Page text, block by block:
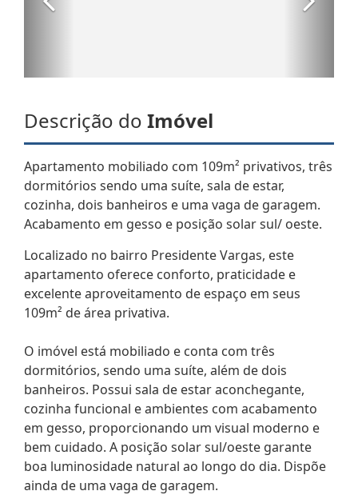
Descrição do Imóvel
Apartamento mobiliado com 109m² privativos, três
dormitórios sendo uma suíte, sala de estar,
cozinha, dois banheiros e uma vaga de garagem.
Acabamento em gesso e posição solar sul/ oeste.
Localizado no bairro Presidente Vargas, este
apartamento oferece conforto, praticidade e
excelente aproveitamento de espaço em seus
109m² de área privativa.
O imóvel está mobiliado e conta com três
dormitórios, sendo uma suíte, além de dois
banheiros. Possui sala de estar aconchegante,
cozinha funcional e ambientes com acabamento
em gesso, proporcionando um visual moderno e
bem cuidado. A posição solar sul/oeste garante
boa luminosidade natural ao longo do dia. Dispõe
ainda de uma vaga de garagem.